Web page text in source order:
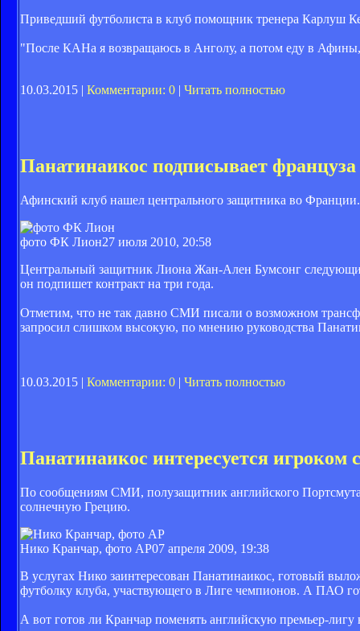
Приведший футболиста в клуб помощник тренера Карлуш
"После КАНа я возвращаюсь в Анголу, а потом еду в
10.03.2015 | Комментарии: 0 | Читать полностью
Панатинаикос подписывает француза
Афинский клуб нашел центрального защитника во Франции.
фото ФК Лион27 июля 2010, 20:58
Центральный защитник Лиона Жан-Ален Бумсонг
он подпишет контракт на три года.
Отметим, что не так давно СМИ писали о возможном
запросил слишком высокую, по мнению руководства
10.03.2015 | Комментарии: 0 | Читать полностью
Панатинаикос интересуется игроком
По сообщениям СМИ, полузащитник английского
солнечную Грецию.
Нико Кранчар, фото AP07 апреля 2009, 19:38
В услугах Нико заинтересован Панатинаикос, готовый
футболку клуба, участвующего в Лиге чемпионов. А ПАО
А вот готов ли Кранчар поменять английскую премьер-лигу